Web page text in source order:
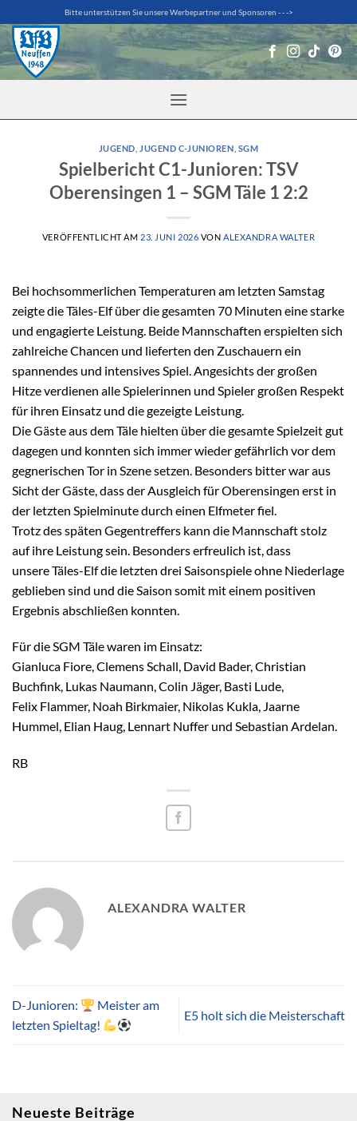
Inhalt
springen
Bitte unterstützen Sie unsere Werbepartner und Sponsoren - - ->
JUGEND JUGEND C-JUNIOREN SGM
Spielbericht C1-Junioren: TSV
Oberensingen 1 – SGM Täle 1 2:2
VERÖFFENTLICHT AM 23. JUNI 2026 VON ALEXANDRA WALTER
Bei hochsommerlichen Temperaturen am letzten Samstag
zeigte die Täles-Elf über die gesamten 70 Minuten eine starke
und engagierte Leistung. Beide Mannschaften erspielten sich
zahlreiche Chancen und lieferten den Zuschauern ein
spannendes und intensives Spiel. Angesichts der großen
Hitze verdienen alle Spielerinnen und Spieler großen Respekt
für ihren Einsatz und die gezeigte Leistung.
Die Gäste aus dem Täle hielten über die gesamte Spielzeit gut
dagegen und konnten sich immer wieder gefährlich vor dem
gegnerischen Tor in Szene setzen. Besonders bitter war aus
Sicht der Gäste, dass der Ausgleich für Oberensingen erst in
der letzten Spielminute durch einen Elfmeter fiel.
Trotz des späten Gegentreffers kann die Mannschaft stolz
auf ihre Leistung sein. Besonders erfreulich ist, dass
unsere Täles-Elf die letzten drei Saisonspiele ohne Niederlage
geblieben sind und die Saison somit mit einem positiven
Ergebnis abschließen konnten.
Für die SGM Täle waren im Einsatz:
Gianluca Fiore, Clemens Schall, David Bader, Christian
Buchfink, Lukas Naumann, Colin Jäger, Basti Lude,
Felix Flammer, Noah Birkmaier, Nikolas Kukla, Jaarne
Hummel, Elian Haug, Lennart Nuffer und Sebastian Ardelan.
RB
ALEXANDRA WALTER
D-Junioren:
Meister am
letzten Spieltag!
E5 holt sich die Meisterschaft
Neueste Beiträge